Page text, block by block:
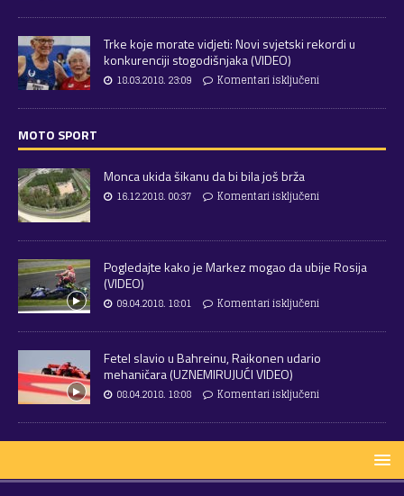
Trke koje morate vidjeti: Novi svjetski rekordi u
konkurenciji stogodišnjaka (VIDEO)
18.03.2018. 23:09 Komentari isključeni
MOTO SPORT
Monca ukida šikanu da bi bila još brža
16.12.2018. 00:37 Komentari isključeni
Pogledajte kako je Markez mogao da ubije Rosija
(VIDEO)
09.04.2018. 18:01 Komentari isključeni
Fetel slavio u Bahreinu, Raikonen udario
mehaničara (UZNEMIRUJUĆI VIDEO)
08.04.2018. 18:08 Komentari isključeni